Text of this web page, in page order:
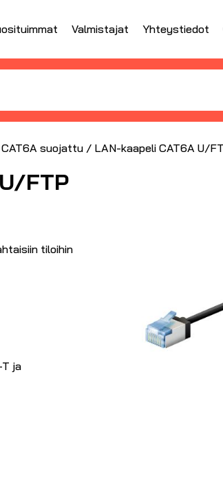
Valmistajat Yhteystiedot
CAT6A suojattu / LAN-kaapeli CAT6A U/
FTP
tiloihin
T ja